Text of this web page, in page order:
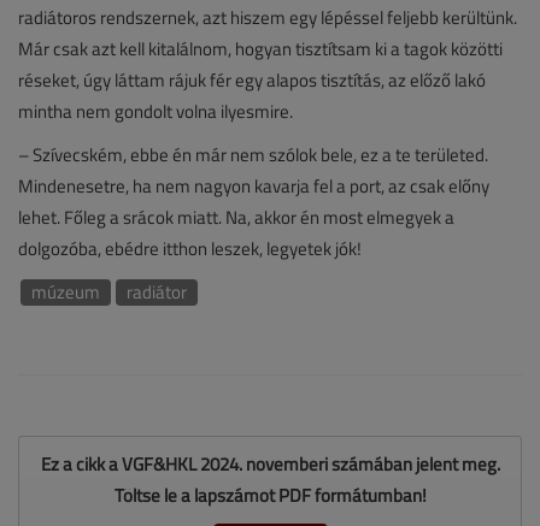
radiátoros rendszernek, azt hiszem egy lépéssel feljebb kerültünk.
Már csak azt kell kitalálnom, hogyan tisztítsam ki a tagok közötti
réseket, úgy láttam rájuk fér egy alapos tisztítás, az előző lakó
mintha nem gondolt volna ilyesmire.
– Szívecském, ebbe én már nem szólok bele, ez a te területed.
Mindenesetre, ha nem nagyon kavarja fel a port, az csak előny
lehet. Főleg a srácok miatt. Na, akkor én most elmegyek a
dolgozóba, ebédre itthon leszek, legyetek jók!
múzeum
radiátor
Ez a cikk a VGF&HKL 2024. novemberi számában jelent meg.
Töltse le a lapszámot PDF formátumban!